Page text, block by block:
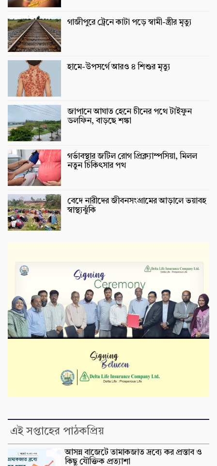
গাজীপুরে ট্রেনে কাটা পড়ে স্বামী-স্ত্রীর মৃত্যু
হামে-উপসর্গে আরও ৪ শিশুর মৃত্যু
জাপানে আঘাত হেনে চীনের পথে টাইফুন
ডলফিন, বাড়ছে শঙ্কা
গর্ভাবস্থার জটিল রোগ প্রিক্ল্যাম্পসিয়া, মিলল
নতুন চিকিৎসার পথ
বেদে নারীদের জীবনসংগ্রামের আড়ালে ভয়াবহ
স্বাস্থ্যঝুঁকি
এই সপ্তাহের পাঠকপ্রিয়
আসন্ন বাজেটে তামাকজাত দ্রব্যে কর প্রস্তাব ও
কিছু যৌক্তিক প্রত্যাশা